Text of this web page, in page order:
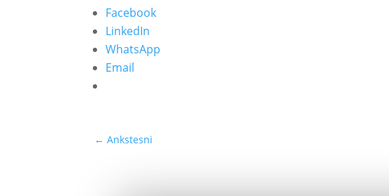
Facebook
LinkedIn
WhatsApp
Email
←Ankstesni